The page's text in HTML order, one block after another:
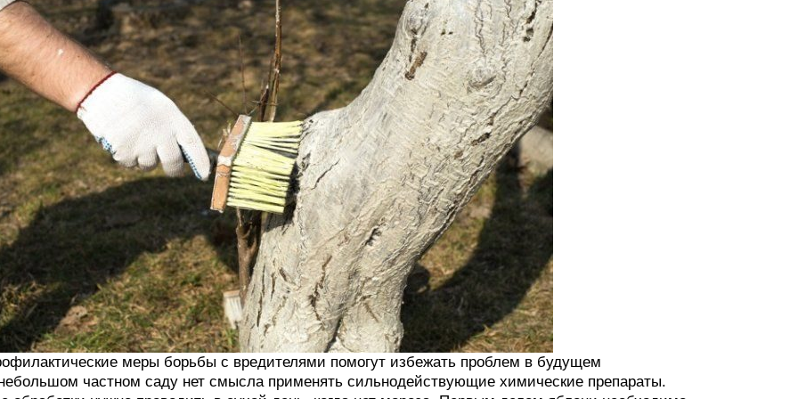
меры борьбы с вредителями помогут избежать проблем в будущем
частном саду нет смысла применять сильнодействующие химические препараты.